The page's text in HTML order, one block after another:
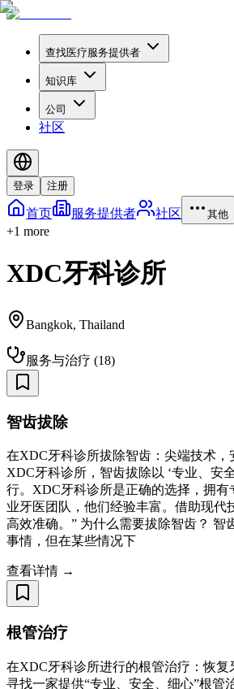
查找医疗服务提供者
知识库
公司
社区
登录 注册
首页 服务提供者 社区 其他
+1 more
XDC牙科诊所
Bangkok, Thailand
服务与治疗 (18)
智齿拔除
在XDC牙科诊所拔除智齿：尖端技术，
XDC牙科诊所，智齿拔除以 ‘专业、安
行。XDC牙科诊所是正确的选择，拥有
业牙医团队，他们经验丰富。借助现代
高效准确。” 为什么需要拔除智齿？ 智
事情，但在某些情况下
查看详情 →
根管治疗
在XDC牙科诊所进行的根管治疗：恢复
寻找一家提供“专业、安全、细心”根管